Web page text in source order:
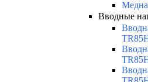
Вводные